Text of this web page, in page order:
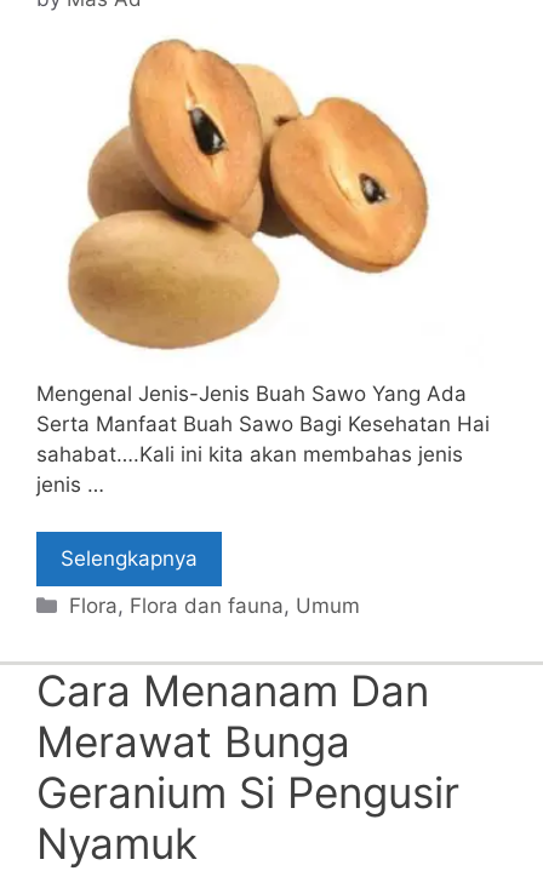
Mengenal Jenis-Jenis Buah Sawo Yang Ada
Serta Manfaat Buah Sawo Bagi Kesehatan Hai
sahabat….Kali ini kita akan membahas jenis
jenis …
Selengkapnya
Categories
Flora, Flora dan fauna, Umum
Cara Menanam Dan
Merawat Bunga
Geranium Si Pengusir
Nyamuk